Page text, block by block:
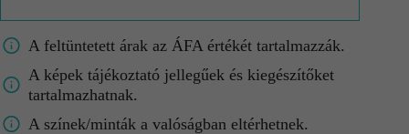
A feltüntetett árak az ÁFA értékét tartalmazzák.
A képek tájékoztató jellegűek és kiegészítőket
tartalmazhatnak.
A színek/minták a valóságban eltérhetnek.